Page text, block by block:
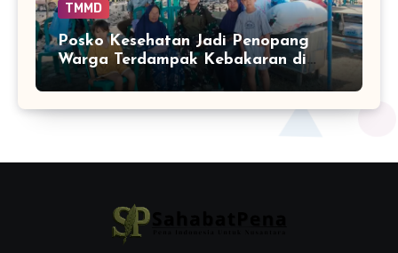
TMMD
Posko Kesehatan Jadi Penopang
Warga Terdampak Kebakaran di
Tamban Bangun